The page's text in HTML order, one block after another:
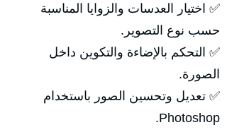
✅ اختيار العدسات والزوايا المناسبة
حسب نوع التصوير.
✅ التحكم بالإضاءة والتكوين داخل
الصورة.
✅ تعديل وتحسين الصور باستخدام
Photoshop.